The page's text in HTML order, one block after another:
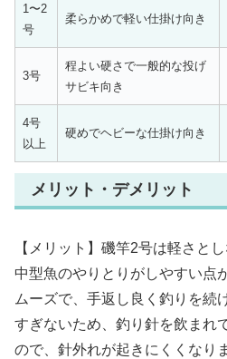
1〜2
号
柔らかめで軽い仕掛け向き
3号
程よい硬さで一般的な投げ
サビキ向き
4号
以上
硬めでヘビーな仕掛け向き
メリット・デメリット
【メリット】磯竿2号は軽さと
中型魚のやりとりがしやすい点
ムーズで、手返し良く釣りを続
すぎないため、釣り針を飲まれ
ので、針外れが起きにくくなり